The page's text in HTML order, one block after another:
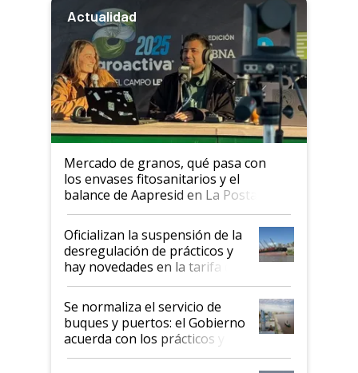
Actualidad
Mercado de granos, qué pasa con
los envases fitosanitarios y el
balance de Aapresid en La Posta
Oficializan la suspensión de la
desregulación de prácticos y
hay novedades en la tarifa de
la hidrovía
Se normaliza el servicio de
buques y puertos: el Gobierno
acuerda con los prácticos y
suspende el decreto de